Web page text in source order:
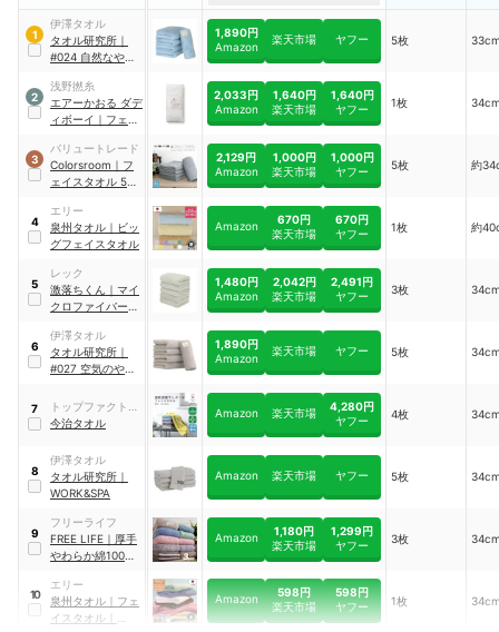
1
伊澤タオル
タオル研究所 ｜
#024 自然なやわ
1,890円
Amazon
楽天市場 ヤフー 5枚
2
浅野撚糸
エアーかおる ダデ
ィボーイ ｜ フェイ
2,033円
Amazon
1,640円
楽天市場
1,640円
ヤフー
1枚
3
バリュートレード
Colorsroom ｜ フ
ェイスタオル 5枚
2,129円
Amazon
1,000円
楽天市場
1,000円
ヤフー
5枚 約
4
エリー
泉州タオル ｜ ビッ
グフェイスタオル
Amazon
670円
楽天市場
670円
ヤフー
1枚 約
5
レック
激落ちくん ｜ マイ
クロファイバーフ
1,480円
Amazon
2,042円
楽天市場
2,491円
ヤフー
3枚
6
伊澤タオル
タオル研究所 ｜
#027 空気のやわ
1,890円
Amazon
楽天市場 ヤフー 5枚
7
トップファクトリ
ー今治
今治タオル
Amazon 楽天市場
4,280円
ヤフー
4枚
8
伊澤タオル
タオル研究所 ｜
WORK&SPA
Amazon 楽天市場 ヤフー 5枚
9
フリーライフ
FREE LIFE ｜ 厚手
やわらか綿100％
01-3580-3p
Amazon
1,180円
楽天市場
1,299円
ヤフー
3枚
10
エリー
泉州タオル
フェ
イスタオル
Amazon
598円
楽天市場
598円
ヤフー
1枚